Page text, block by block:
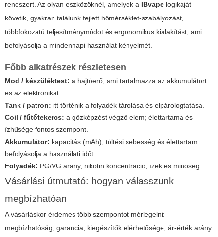
rendszert. Az olyan eszközöknél, amelyek a IBvape logikáját
követik, gyakran találunk fejlett hőmérséklet-szabályozást,
többfokozatú teljesítménymódot és ergonomikus kialakítást, ami
befolyásolja a mindennapi használat kényelmét.
Főbb alkatrészek részletesen
Mod / készüléktest: a hajtóerő, ami tartalmazza az akkumulátort
és az elektronikát.
Tank / patron: itt történik a folyadék tárolása és elpárologtatása.
Coil / fűtőtekercs: a gőzképzést végző elem; élettartama és
ízhűsége fontos szempont.
Akkumulátor: kapacitás (mAh), töltési sebesség és élettartam
befolyásolja a használati időt.
Folyadék: PG/VG arány, nikotin koncentráció, ízek és minőség.
Vásárlási útmutató: hogyan válasszunk
megbízhatóan
A vásárláskor érdemes több szempontot mérlegelni:
megbízhatóság, garancia, kiegészítők elérhetősége, ár-érték arány